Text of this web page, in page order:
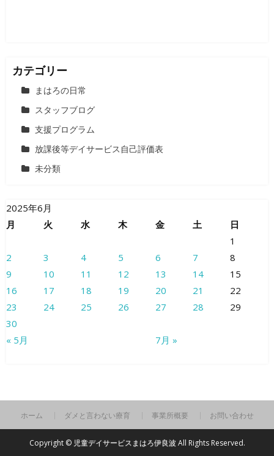
カテゴリー
まはろの日常
スタッフブログ
支援プログラム
放課後等デイサービス自己評価表
未分類
2025年6月
月
火 水 木 金 土 日
« 5月 7月 »
1
2
3 4 5 6 7
8
9
10 11 12 13 14
15
16
17 18 19 20 21
22
23
24 25 26 27 28
29
30
ホーム ダメと言わない療育 事業所概要 お問い合わせ
Copyright © 児童デイサービスまはろ伊良波All Rights Reserved.